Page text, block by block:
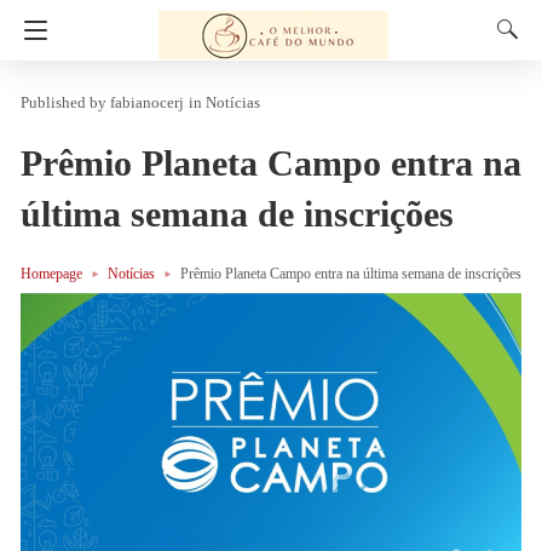
fabianocerj in Notícias
Prêmio Planeta Campo entra na
última semana de inscrições
Homepage Notícias Prêmio Planeta Campo entra na última semana de inscrições